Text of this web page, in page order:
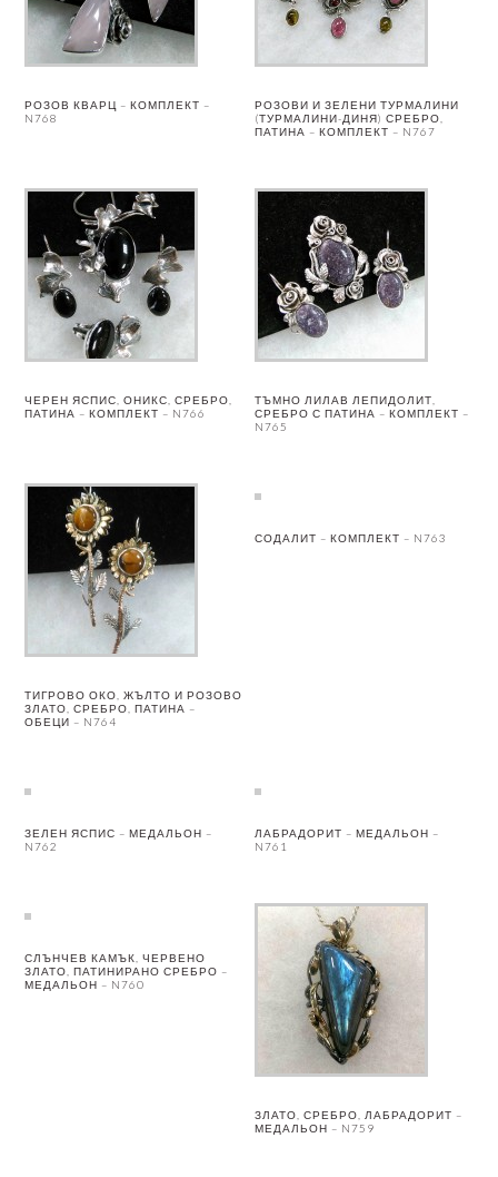
РОЗОВ КВАРЦ – КОМПЛЕКТ –
N768
РОЗОВИ И ЗЕЛЕНИ ТУРМАЛИНИ
(ТУРМАЛИНИ-ДИНЯ) СРЕБРО,
ПАТИНА – КОМПЛЕКТ – N767
ЧЕРЕН ЯСПИС, ОНИКС, СРЕБРО,
ПАТИНА – КОМПЛЕКТ – N766
ТЪМНО ЛИЛАВ ЛЕПИДОЛИТ,
СРЕБРО С ПАТИНА – КОМПЛЕКТ –
N765
ТИГРОВО ОКО, ЖЪЛТО И РОЗОВО
ЗЛАТО, СРЕБРО, ПАТИНА –
ОБЕЦИ – N764
СОДАЛИТ – КОМПЛЕКТ – N763
ЗЕЛЕН ЯСПИС – МЕДАЛЬОН –
N762
ЛАБРАДОРИТ – МЕДАЛЬОН –
N761
СЛЪНЧЕВ КАМЪК, ЧЕРВЕНО
ЗЛАТО, ПАТИНИРАНО СРЕБРО –
МЕДАЛЬОН – N760
ЗЛАТО, СРЕБРО, ЛАБРАДОРИТ –
МЕДАЛЬОН – N759